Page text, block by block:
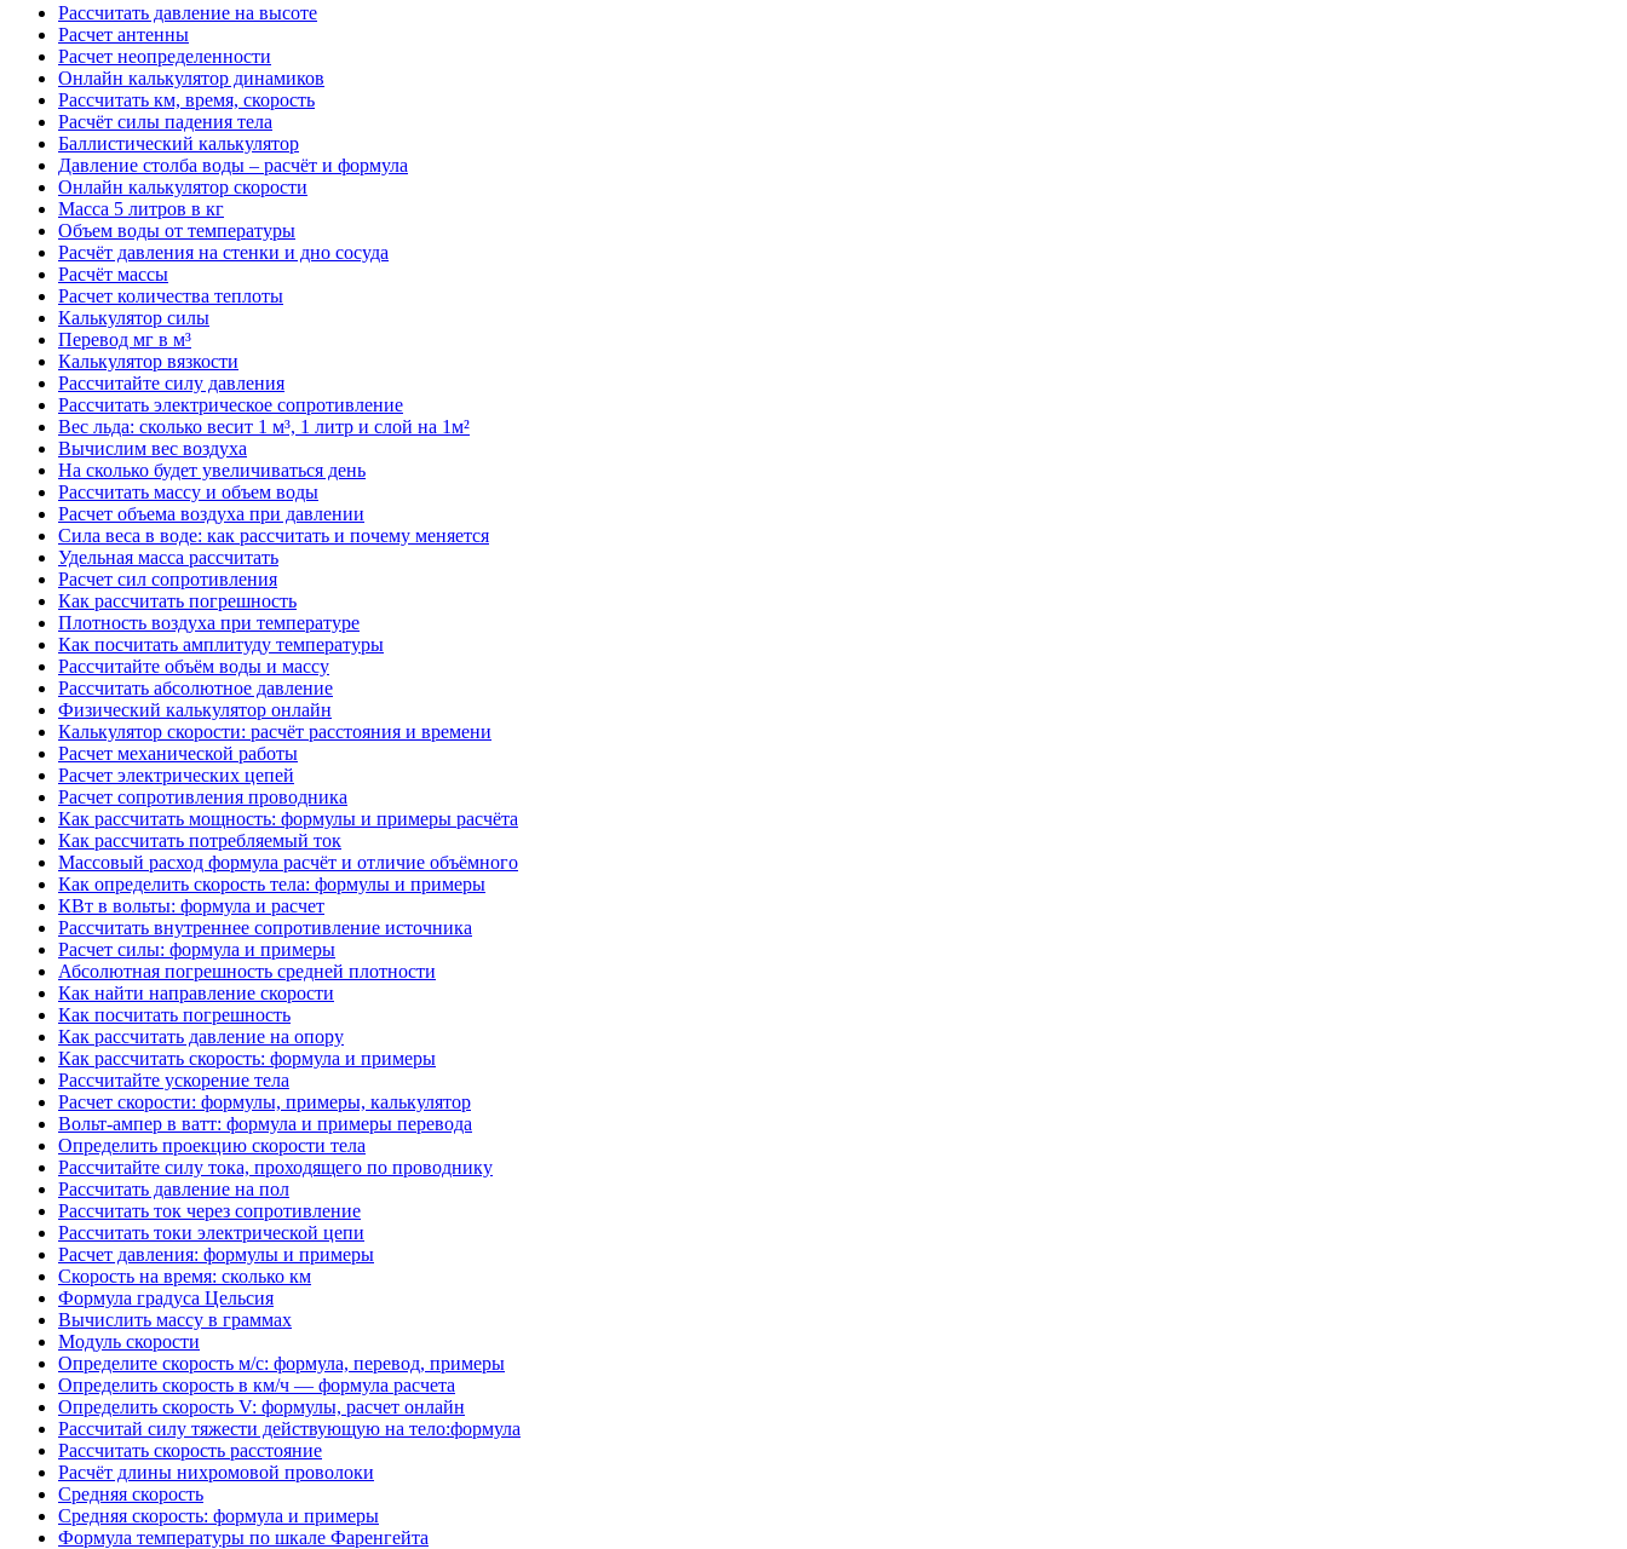
Рассчитать давление на высоте
Расчет антенны
Расчет неопределенности
Онлайн калькулятор динамиков
Рассчитать км, время, скорость
Расчёт силы падения тела
Баллистический калькулятор
Давление столба воды – расчёт и формула
Онлайн калькулятор скорости
Масса 5 литров в кг
Объем воды от температуры
Расчёт давления на стенки и дно сосуда
Расчёт массы
Расчет количества теплоты
Калькулятор силы
Перевод мг в м³
Калькулятор вязкости
Рассчитайте силу давления
Рассчитать электрическое сопротивление
Вес льда: сколько весит 1 м³, 1 литр и слой на 1м²
Вычислим вес воздуха
На сколько будет увеличиваться день
Рассчитать массу и объем воды
Расчет объема воздуха при давлении
Сила веса в воде: как рассчитать и почему меняется
Удельная масса рассчитать
Расчет сил сопротивления
Как рассчитать погрешность
Плотность воздуха при температуре
Как посчитать амплитуду температуры
Рассчитайте объём воды и массу
Рассчитать абсолютное давление
Физический калькулятор онлайн
Калькулятор скорости: расчёт расстояния и времени
Расчет механической работы
Расчет электрических цепей
Расчет сопротивления проводника
Как рассчитать мощность: формулы и примеры расчёта
Как рассчитать потребляемый ток
Массовый расход формула расчёт и отличие объёмного
Как определить скорость тела: формулы и примеры
КВт в вольты: формула и расчет
Рассчитать внутреннее сопротивление источника
Расчет силы: формула и примеры
Абсолютная погрешность средней плотности
Как найти направление скорости
Как посчитать погрешность
Как рассчитать давление на опору
Как рассчитать скорость: формула и примеры
Рассчитайте ускорение тела
Расчет скорости: формулы, примеры, калькулятор
Вольт-ампер в ватт: формула и примеры перевода
Определить проекцию скорости тела
Рассчитайте силу тока, проходящего по проводнику
Рассчитать давление на пол
Рассчитать ток через сопротивление
Рассчитать токи электрической цепи
Расчет давления: формулы и примеры
Скорость на время: сколько км
Формула градуса Цельсия
Вычислить массу в граммах
Модуль скорости
Определите скорость м/с: формула, перевод, примеры
Определить скорость в км/ч — формула расчета
Определить скорость V: формулы, расчет онлайн
Рассчитай силу тяжести действующую на тело:формула
Рассчитать скорость расстояние
Расчёт длины нихромовой проволоки
Средняя скорость
Средняя скорость: формула и примеры
Формула температуры по шкале Фаренгейта